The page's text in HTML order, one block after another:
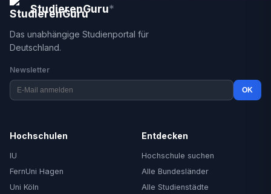
StudierenGuru*
Das unabhängige Studienportal für
Deutschland.
Newsletter
OK
Hochschulen
IU
FernUni Hagen
Uni Köln
Entdecken
Hochschule suchen
Alle Bundesländer
Alle Studienstädte